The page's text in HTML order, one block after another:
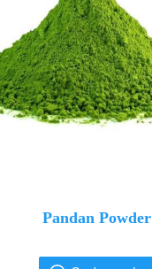
Pandan Powder